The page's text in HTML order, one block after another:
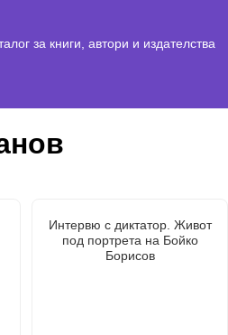
за книги, автори и издателства
Интервю с диктатор. Живот
под портрета на Бойко
Борисов